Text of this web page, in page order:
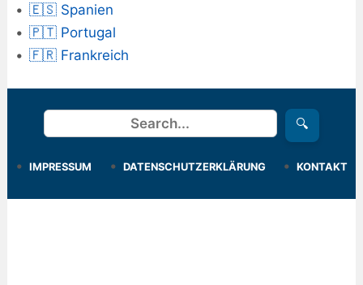
🇪🇸 Spanien
🇵🇹 Portugal
🇫🇷 Frankreich
Suchen 🔍
IMPRESSUM DATENSCHUTZERKLÄRUNG KONTAKT